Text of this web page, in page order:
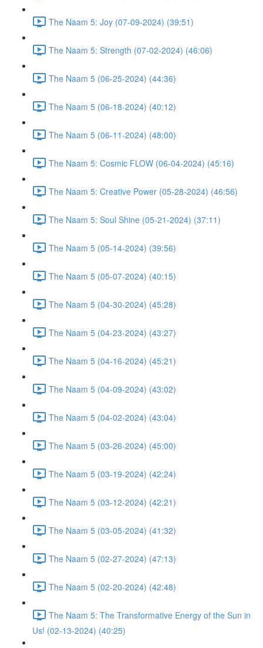
The Naam 5: Joy (07-09-2024) (39:51)
The Naam 5: Strength (07-02-2024) (46:06)
The Naam 5 (06-25-2024) (44:36)
The Naam 5 (06-18-2024) (40:12)
The Naam 5 (06-11-2024) (48:00)
The Naam 5: Cosmic FLOW (06-04-2024) (45:16)
The Naam 5: Creative Power (05-28-2024) (46:56)
The Naam 5: Soul Shine (05-21-2024) (37:11)
The Naam 5 (05-14-2024) (39:56)
The Naam 5 (05-07-2024) (40:15)
The Naam 5 (04-30-2024) (45:28)
The Naam 5 (04-23-2024) (43:27)
The Naam 5 (04-16-2024) (45:21)
The Naam 5 (04-09-2024) (43:02)
The Naam 5 (04-02-2024) (43:04)
The Naam 5 (03-26-2024) (45:00)
The Naam 5 (03-19-2024) (42:24)
The Naam 5 (03-12-2024) (42:21)
The Naam 5 (03-05-2024) (41:32)
The Naam 5 (02-27-2024) (47:13)
The Naam 5 (02-20-2024) (42:48)
The Naam 5: The Transformative Energy of the Sun in
Us! (02-13-2024) (40:25)